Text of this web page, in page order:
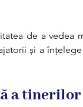
de a vedea
și a
a tinerilor